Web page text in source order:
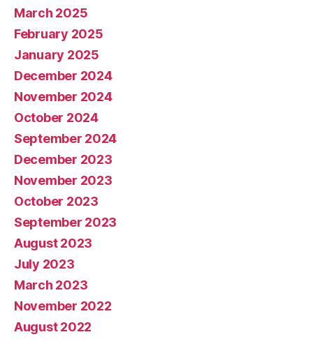
March 2025
February 2025
January 2025
December 2024
November 2024
October 2024
September 2024
December 2023
November 2023
October 2023
September 2023
August 2023
July 2023
March 2023
November 2022
August 2022